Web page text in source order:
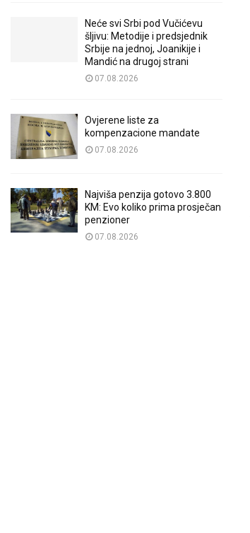
Neće svi Srbi pod Vučićevu
šljivu: Metodije i predsjednik
Srbije na jednoj, Joanikije i
Mandić na drugoj strani
07.08.2026
Ovjerene liste za
kompenzacione mandate
07.08.2026
Najviša penzija gotovo 3.800
KM: Evo koliko prima prosječan
penzioner
07.08.2026